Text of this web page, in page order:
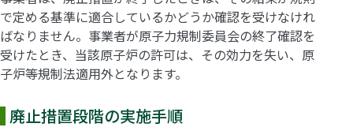
で定める基準に適合しているかどうか確認を受けなけれ
ばなりません。事業者が原子力規制委員会の終了確認を
受けたとき、当該原子炉の許可は、その効力を失い、原
子炉等規制法適用外となります。
廃止措置段階の実施手順